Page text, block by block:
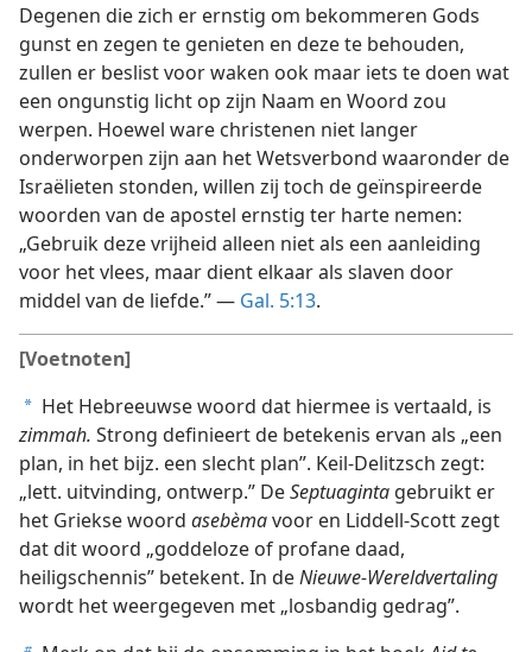
Degenen die zich er ernstig om bekommeren Gods
gunst en zegen te genieten en deze te behouden,
zullen er beslist voor waken ook maar iets te doen wat
een ongunstig licht op zijn Naam en Woord zou
werpen. Hoewel ware christenen niet langer
onderworpen zijn aan het Wetsverbond waaronder de
Israëlieten stonden, willen zij toch de geïnspireerde
woorden van de apostel ernstig ter harte nemen:
„Gebruik deze vrijheid alleen niet als een aanleiding
voor het vlees, maar dient elkaar als slaven door
middel van de liefde.” — Gal. 5:13.
[Voetnoten]
a Het Hebreeuwse woord dat hiermee is vertaald, is
zimmah. Strong definieert de betekenis ervan als „een
plan, in het bijz. een slecht plan”. Keil-Delitzsch zegt:
„lett. uitvinding, ontwerp.” DeSeptuaginta gebruikt er
het Griekse woord asebèmavoor en Liddell-Scott zegt
dat dit woord „goddeloze of profane daad,
heiligschennis” betekent. In deNieuwe-Wereldvertaling
wordt het weergegeven met „losbandig gedrag”.